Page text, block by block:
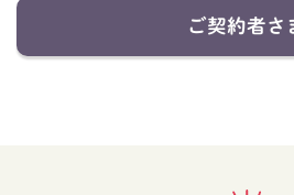
ご契約者さ